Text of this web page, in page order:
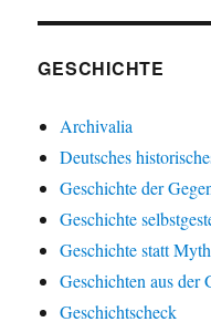
GESCHICHTE
Archivalia
Deutsches
Geschichte der
Geschichte
Geschichte statt
Geschichten aus der
Geschichtscheck